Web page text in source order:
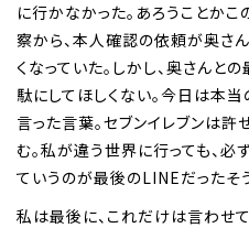
に行かなかった。あろうことかこ
察から、本人確認の依頼が奥さ
くなっていた。しかし、奥さんと
駄にしてほしくない。今日は本
言った言葉。セブンイレブンは許
む。私が違う世界に行っても、必
ていうのが最後のLINEだったそ
私は最後に、これだけは言わせ